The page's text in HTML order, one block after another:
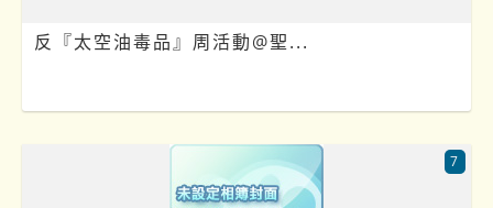
‍️ 反『太空油毒品』周活動@聖...
7